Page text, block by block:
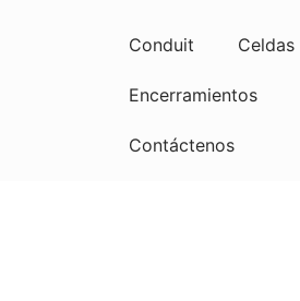
Conduit
Encerramientos
Contáctenos